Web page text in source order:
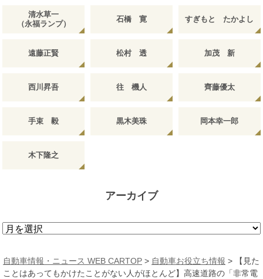
清水草一
（永福ランプ）
石橋 寛 すぎもと たかよし
遠藤正賢 松村 透 加茂 新
西川昇吾 往 機人 齊藤優太
手束 毅 黒木美珠 岡本幸一郎
木下隆之
アーカイブ
ア
カ
イ
自動車情報・ニュース WEB CARTOP > 自動車お役立ち情報 >
【見た
ことはあってもかけたことがない人がほとんど】高速道路の「非常電